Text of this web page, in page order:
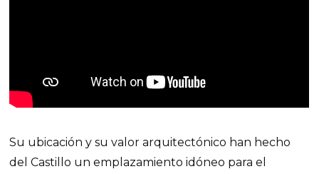
Su ubicación y su valor arquitectónico han hecho
del Castillo un emplazamiento idóneo para el